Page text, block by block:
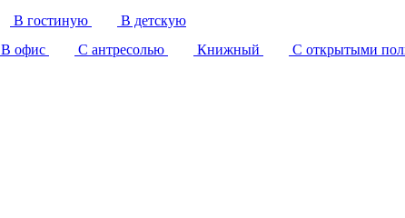
В гостиную
В детскую
В офис С антресолью Книжный
С открытыми